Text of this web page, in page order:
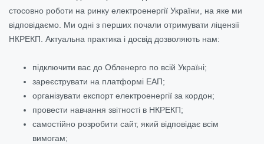
стосовно роботи на ринку електроенергії України, на яке ми
відповідаємо. Ми одні з перших почали отримувати ліцензії
НКРЕКП. Актуальна практика і досвід дозволяють нам:
підключити вас до Обленерго по всій Україні;
зареєструвати на платформі ЕАП;
організувати експорт електроенергії за кордон;
провести навчання звітності в НКРЕКП;
самостійно розробити сайт, який відповідає всім
вимогам;